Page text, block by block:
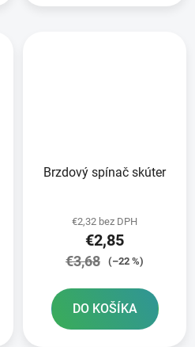
Brzdový spínač skúter
€2,32 bez DPH
€2,85
€3,68 (–22 %)
DO KOŠÍKA